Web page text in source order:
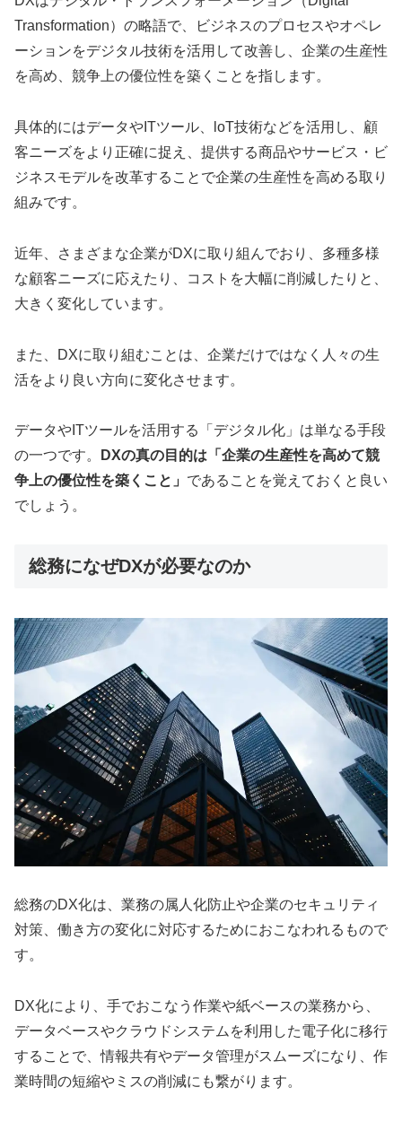
Transformation）の略語で、ビジネスのプロセスやオペレ
ーションをデジタル技術を活用して改善し、企業の生産性
を高め、競争上の優位性を築くことを指します。
具体的にはデータやITツール、loT技術などを活用し、顧
客ニーズをより正確に捉え、提供する商品やサービス・ビ
ジネスモデルを改革することで企業の生産性を高める取り
組みです。
近年、さまざまな企業がDXに取り組んでおり、多種多様
な顧客ニーズに応えたり、コストを大幅に削減したりと、
大きく変化しています。
また、DXに取り組むことは、企業だけではなく人々の生
活をより良い方向に変化させます。
データやITツールを活用する「デジタル化」は単なる手段
の一つです。
DXの真の目的は「企業の生産性を高めて競
争上の優位性を築くこと」 であることを覚えておくと良い
でしょう。
総務になぜDXが必要なのか
総務のDX化は、業務の属人化防止や企業のセキュリティ
対策、働き方の変化に対応するためにおこなわれるもので
す。
DX化により、手でおこなう作業や紙ベースの業務から、
データベースやクラウドシステムを利用した電子化に移行
することで、情報共有やデータ管理がスムーズになり、作
業時間の短縮やミスの削減にも繋がります。